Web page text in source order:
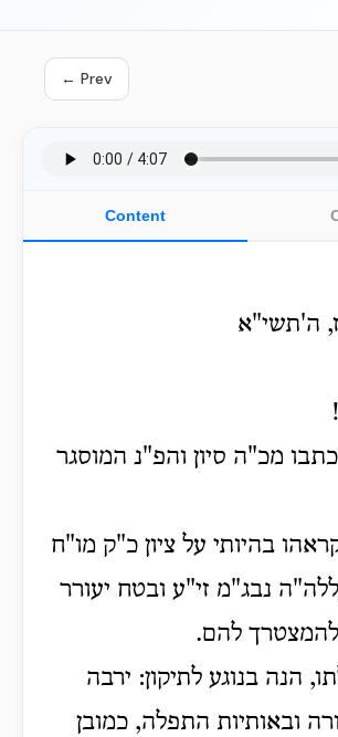
← Prev
Content
ה'תשי"א
מכ"ה סיון והפ"נ המוסגר
בהיותי על ציון כ"ק מו"ח
נבג"מ זי"ע ובטח יעורר
להם.
הנה בנוגע לתיקון: ירבה
ובאותיות התפלה, כמובן